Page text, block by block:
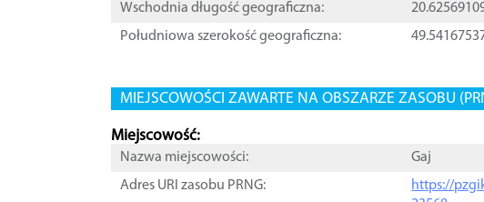
Wschodnia długość geograficzna:
Południowa szerokość geograficzna:
MIEJSCOWOŚCI ZAWARTE NA OBSZARZE ZASOBU
Miejscowość:
Nazwa miejscowości:
Gaj
Adres URI zasobu PRNG:
https://